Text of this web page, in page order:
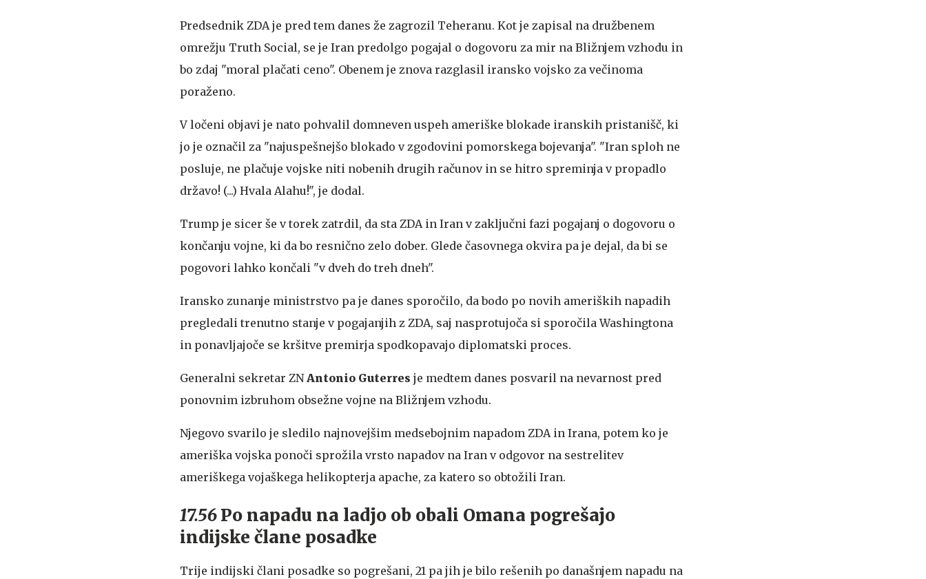
Predsednik ZDA je pred tem danes že zagrozil Teheranu. Kot je zapisal na družbenem
omrežju Truth Social, se je Iran predolgo pogajal o dogovoru za mir na Bližnjem vzhodu in
bo zdaj "moral plačati ceno". Obenem je znova razglasil iransko vojsko za večinoma
poraženo.
V ločeni objavi je nato pohvalil domneven uspeh ameriške blokade iranskih pristanišč, ki
jo je označil za "najuspešnejšo blokado v zgodovini pomorskega bojevanja". "Iran sploh ne
posluje, ne plačuje vojske niti nobenih drugih računov in se hitro spreminja v propadlo
državo! (...) Hvala Alahu!", je dodal.
Trump je sicer še v torek zatrdil, da sta ZDA in Iran v zaključni fazi pogajanj o dogovoru o
končanju vojne, ki da bo resnično zelo dober. Glede časovnega okvira pa je dejal, da bi se
pogovori lahko končali "v dveh do treh dneh".
Iransko zunanje ministrstvo pa je danes sporočilo, da bodo po novih ameriških napadih
pregledali trenutno stanje v pogajanjih z ZDA, saj nasprotujoča si sporočila Washingtona
in ponavljajoče se kršitve premirja spodkopavajo diplomatski proces.
Generalni sekretar ZNAntonio Guterres je medtem danes posvaril na nevarnost pred
ponovnim izbruhom obsežne vojne na Bližnjem vzhodu.
Njegovo svarilo je sledilo najnovejšim medsebojnim napadom ZDA in Irana, potem ko je
ameriška vojska ponoči sprožila vrsto napadov na Iran v odgovor na sestrelitev
ameriškega vojaškega helikopterja apache, za katero so obtožili Iran.
17.56Po napadu na ladjo ob obali Omana pogrešajo
indijske člane posadke
Trije indijski člani posadke so pogrešani, 21 pa jih je bilo rešenih po današnjem napadu na